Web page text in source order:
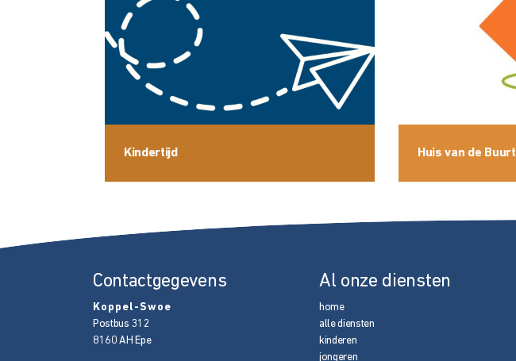
Kindertijd Huis van de Buurt
Contactgegevens
Koppel-Swoe
Postbus 312
8160 AH Epe
Al onze diensten
home
alle diensten
kinderen
jongeren